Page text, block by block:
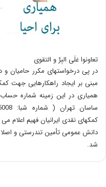
تعاونوا عَلَی البِرِّ و التقوی
در پی درخواستهای مکرر حامیان و
مبنی بر ایجاد راهکارهایی جهت
کمکهای نقدی ایرانیان فهیم اعلام
دانش عمومی تأمین تندرستی و
شد.